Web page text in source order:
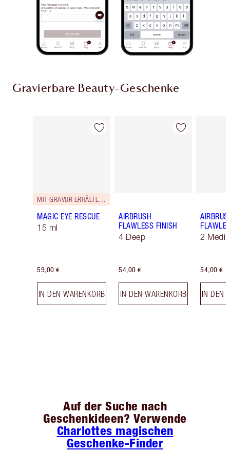
Gravierbare Beauty-Geschenke
Artikel 1 von 9
MIT GRAVUR ERHÄLTLICH
MAGIC EYE RESCUE
15 ml
59,00 €
IN DEN WARENKORB
Artikel 2 von 9
AIRBRUSH
FLAWLESS FINISH
4 Deep
54,00 €
IN DEN WARENKORB
2
54,00 €
IN DEN
Auf der Suche nach
Geschenkideen? Verwende
Charlottes magischen
Geschenke-Finder